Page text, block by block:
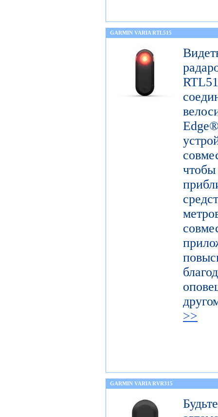
GARMIN VARIA RTL515
>>
GARMIN VARIA RVR315